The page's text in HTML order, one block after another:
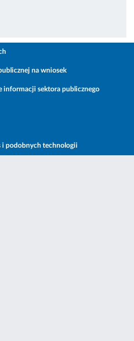
na wniosek
informacji sektora publicznego
i podobnych technologii